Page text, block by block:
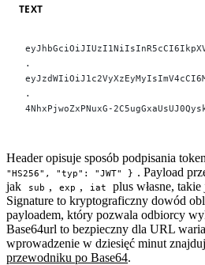
TEXT
.
.
4NhxPjwoZxPNuxG-
Header opisuje sposób podpisania
"HS256", "typ": "JWT" } . Payload
jak
sub , exp , iat plus własne, takie
Signature to kryptograficzny dowód
payloadem, który pozwala odbiorcy
Base64url to bezpieczny dla URL
wprowadzenie w dziesięć minut
przewodniku po Base64.